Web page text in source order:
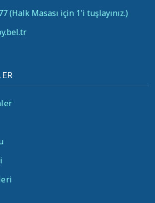
(Halk Masası için 1'i tuşlayınız.)